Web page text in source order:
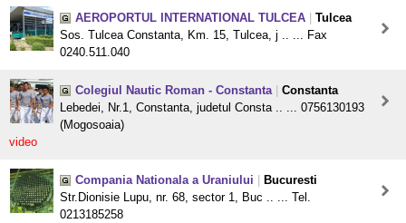
AEROPORTUL INTERNATIONAL TULCEA
Tulcea
Sos. Tulcea Constanta, Km. 15, Tulcea, j .. ... Fax
0240.511.040
Colegiul Nautic Roman - Constanta
Constanta
Lebedei, Nr.1, Constanta, judetul Consta .. ... 0756130193
(Mogosoaia)
video
Compania Nationala a Uraniului
Bucuresti
Str.Dionisie Lupu, nr. 68, sector 1, Buc .. ... Tel.
0213185258